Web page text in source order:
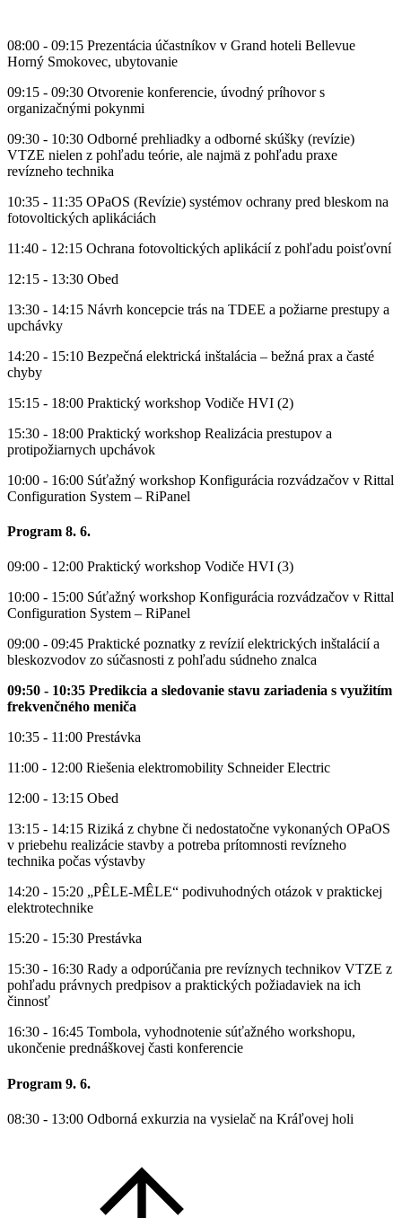
08:00 - 09:15 Prezentácia účastníkov v Grand hoteli Bellevue
Horný Smokovec, ubytovanie
09:15 - 09:30 Otvorenie konferencie, úvodný príhovor s
organizačnými pokynmi
09:30 - 10:30 Odborné prehliadky a odborné skúšky (revízie)
VTZE nielen z pohľadu teórie, ale najmä z pohľadu praxe
revízneho technika
10:35 - 11:35 OPaOS (Revízie) systémov ochrany pred bleskom na
fotovoltických aplikáciách
11:40 - 12:15 Ochrana fotovoltických aplikácií z pohľadu poisťovní
12:15 - 13:30 Obed
13:30 - 14:15 Návrh koncepcie trás na TDEE a požiarne prestupy a
upchávky
14:20 - 15:10 Bezpečná elektrická inštalácia – bežná prax a časté
chyby
15:15 - 18:00 Praktický workshop Vodiče HVI (2)
15:30 - 18:00 Praktický workshop Realizácia prestupov a
protipožiarnych upchávok
10:00 - 16:00 Súťažný workshop Konfigurácia rozvádzačov v Rittal
Configuration System – RiPanel
Program 8. 6.
09:00 - 12:00 Praktický workshop Vodiče HVI (3)
10:00 - 15:00 Súťažný workshop Konfigurácia rozvádzačov v Rittal
Configuration System – RiPanel
09:00 - 09:45 Praktické poznatky z revízií elektrických inštalácií a
bleskozvodov zo súčasnosti z pohľadu súdneho znalca
09:50 - 10:35 Predikcia a sledovanie stavu zariadenia s využitím
frekvenčného meniča
10:35 - 11:00 Prestávka
11:00 - 12:00 Riešenia elektromobility Schneider Electric
12:00 - 13:15 Obed
13:15 - 14:15 Riziká z chybne či nedostatočne vykonaných OPaOS
v priebehu realizácie stavby a potreba prítomnosti revízneho
technika počas výstavby
14:20 - 15:20 „PÊLE-MÊLE“ podivuhodných otázok v praktickej
elektrotechnike
15:20 - 15:30 Prestávka
15:30 - 16:30 Rady a odporúčania pre revíznych technikov VTZE z
pohľadu právnych predpisov a praktických požiadaviek na ich
činnosť
16:30 - 16:45 Tombola, vyhodnotenie súťažného workshopu,
ukončenie prednáškovej časti konferencie
Program 9. 6.
08:30 - 13:00 Odborná exkurzia na vysielač na Kráľovej holi